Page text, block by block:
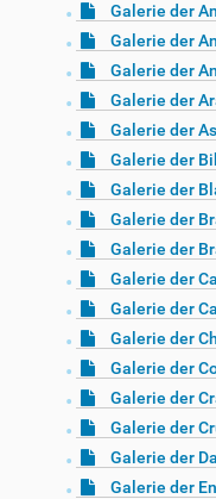
Galerie der
Galerie der
Galerie der
Galerie der
Galerie der
Galerie der
Galerie der
Galerie der
Galerie der
Galerie der
Galerie der
Galerie der
Galerie der
Galerie der
Galerie der
Galerie der
Galerie der